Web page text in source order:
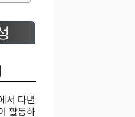
서 다년
활동하